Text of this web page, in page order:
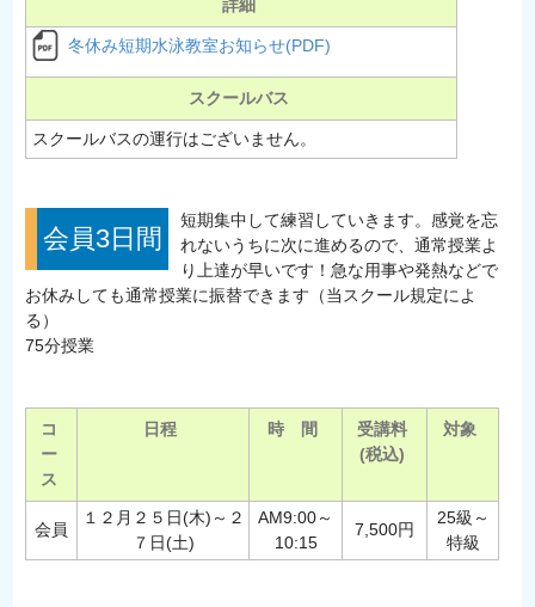
詳細
冬休み短期水泳教室お知らせ(PDF)
スクールバス
スクールバスの運行はございません。
会員3日間
短期集中して練習していきます。感覚を忘
れないうちに次に進めるので、通常授業よ
り上達が早いです！急な用事や発熱などで
お休みしても通常授業に振替できます（当スクール規定によ
る）
75分授業
コ
ー
ス
日程 時 間
受講料
(税込)
対象
会員
１２月２５日(木)～２
７日(土)
AM9:00～
10:15
7,500円
25級～
特級